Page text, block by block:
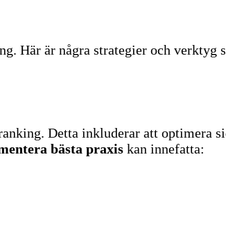
Här är några strategier och verktyg
Detta inkluderar att optimera
bästa praxis kan innefatta: